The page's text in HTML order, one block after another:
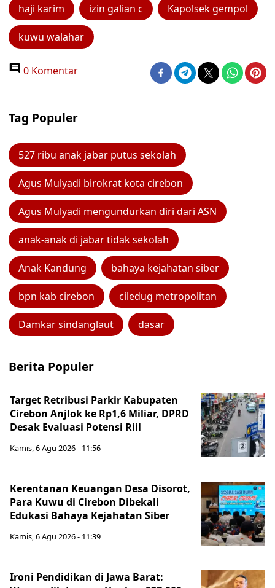
haji karim izin galian c Kapolsek gempol
kuwu walahar
0 Komentar
Tag Populer
527 ribu anak jabar putus sekolah
Agus Mulyadi birokrat kota cirebon
Agus Mulyadi mengundurkan diri dari ASN
anak-anak di jabar tidak sekolah
Anak Kandung bahaya kejahatan siber
bpn kab cirebon ciledug metropolitan
Damkar sindanglaut dasar
Berita Populer
Target Retribusi Parkir Kabupaten
Cirebon Anjlok ke Rp1,6 Miliar, DPRD
Desak Evaluasi Potensi Riil
Kamis, 6 Agu 2026 - 11:56
Kerentanan Keuangan Desa Disorot,
Para Kuwu di Cirebon Dibekali
Edukasi Bahaya Kejahatan Siber
Kamis, 6 Agu 2026 - 11:39
Ironi Pendidikan di Jawa Barat: